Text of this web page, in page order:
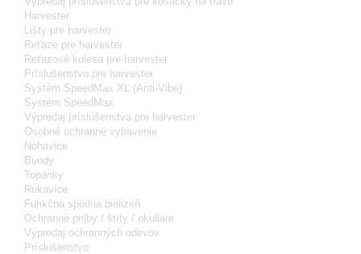
Harvester
Lišty pre harvester
Reťaze pre harvester
Reťazové kolesa pre harvester
Príslušenstvo pre harvester
Systém SpeedMax XL (Anti-Vibe)
Systém SpeedMax
Výpredaj príslušenstva pre harvester
Osobné ochranné vybavenie
Nohavice
Bundy
Topánky
Rukavice
Funkčná spodná bielizeň
Ochranné prilby / štíty / okuliare
Výpredaj ochranných odevov
Príslušenstvo